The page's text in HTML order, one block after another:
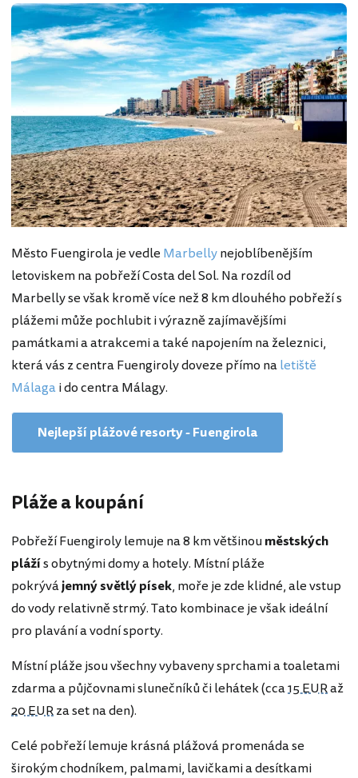
Město Fuengirola je vedle Marbellynejoblíbenějším
letoviskem na pobřeží Costa del Sol. Na rozdíl od
Marbelly se však kromě více než 8 km dlouhého pobřeží s
plážemi může pochlubit i výrazně zajímavějšími
památkami a atrakcemi a také napojením na železnici,
která vás z centra Fuengiroly doveze přímo naletiště
Málagai do centra Málagy.
Nejlepší plážové resorty - Fuengirola
Pláže a koupání
Pobřeží Fuengiroly lemuje na 8 km většinouměstských
plážís obytnými domy a hotely. Místní pláže
pokrývájemný světlý písek, moře je zde klidné, ale vstup
do vody relativně strmý. Tato kombinace je však ideální
pro plavání a vodní sporty.
Místní pláže jsou všechny vybaveny sprchami a toaletami
zdarma a půjčovnami slunečníků či lehátek (cca15 EURaž
20 EURza set na den).
Celé pobřeží lemuje krásná plážová promenáda se
širokým chodníkem, palmami, lavičkami a desítkami